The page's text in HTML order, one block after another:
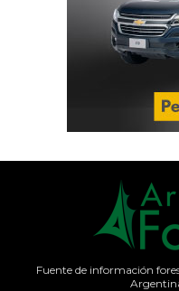
Fuente de información